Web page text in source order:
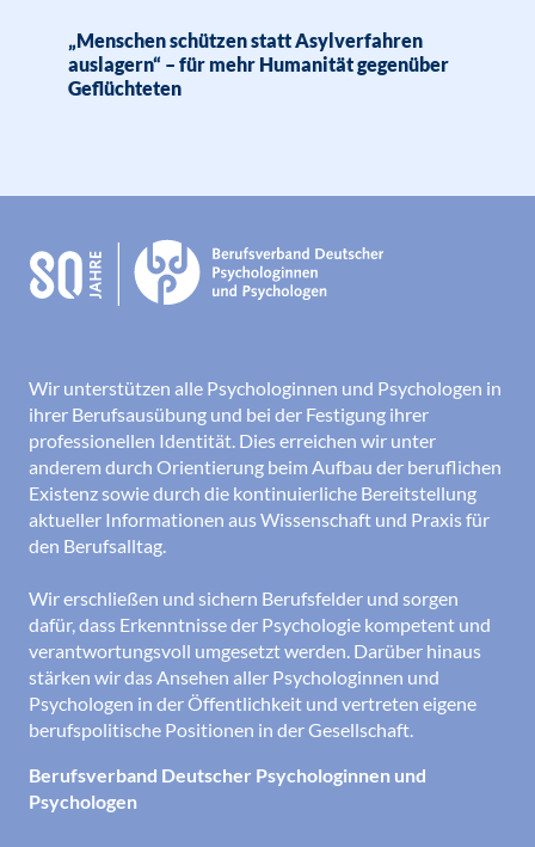
„Menschen schützen statt Asylverfahren
auslagern“ – für mehr Humanität gegenüber
Geflüchteten
Wir unterstützen alle Psychologinnen und Psychologen in
ihrer Berufsausübung und bei der Festigung ihrer
professionellen Identität. Dies erreichen wir unter
anderem durch Orientierung beim Aufbau der beruflichen
Existenz sowie durch die kontinuierliche Bereitstellung
aktueller Informationen aus Wissenschaft und Praxis für
den Berufsalltag.
Wir erschließen und sichern Berufsfelder und sorgen
dafür, dass Erkenntnisse der Psychologie kompetent und
verantwortungsvoll umgesetzt werden. Darüber hinaus
stärken wir das Ansehen aller Psychologinnen und
Psychologen in der Öffentlichkeit und vertreten eigene
berufspolitische Positionen in der Gesellschaft.
Berufsverband Deutscher Psychologinnen und
Psychologen